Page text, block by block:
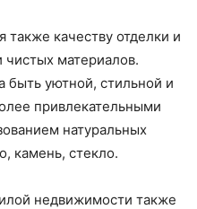
качеству отделки и
чистых материалов.
быть уютной, стильной и
привлекательными
натуральных
камень, стекло.
недвижимости также